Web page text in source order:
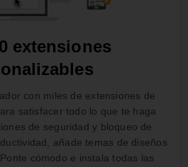
extensiones
con miles de extensiones de
satisfacer todo lo que te haga
de seguridad y bloqueo de
añade temas de diseños
cómodo e instala todas las